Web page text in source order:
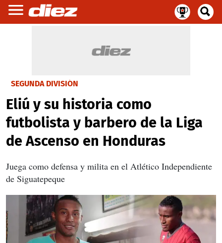
SEGUNDA DIVISIÓN
Eliú y su historia como
futbolista y barbero de la Liga
de Ascenso en Honduras
Juega como defensa y milita en el Atlético Independiente
de Siguatepeque